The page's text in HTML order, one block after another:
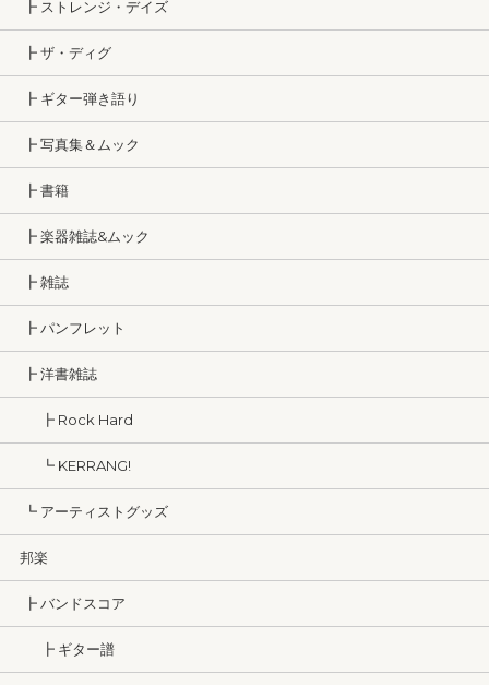
┣ ストレンジ・デイズ
┣ ザ・ディグ
┣ ギター弾き語り
┣ 写真集＆ムック
┣ 書籍
┣ 楽器雑誌&ムック
┣ 雑誌
┣ パンフレット
┣ 洋書雑誌
┣ Rock Hard
┗ KERRANG!
┗ アーティストグッズ
邦楽
┣ バンドスコア
┣ ギター譜